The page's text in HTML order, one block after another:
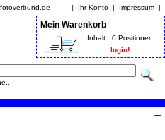
- | Ihr Konto | Impressum |
Mein Warenkorb
Inhalt:
0 Positionen
login!